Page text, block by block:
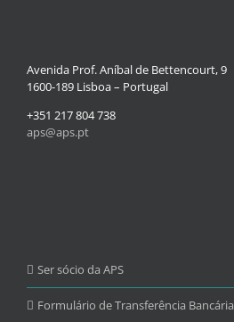
Avenida Prof. Aníbal de Bettencourt, 9
1600-189 Lisboa – Portugal
+351 217 804 738
aps@aps.pt
Ser sócio da APS
Formulário de Transferência Bancária